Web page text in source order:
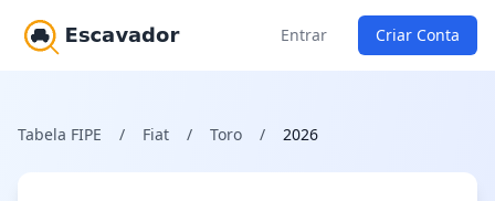
Entrar Criar Conta
Tabela FIPE / Fiat / Toro / 2026